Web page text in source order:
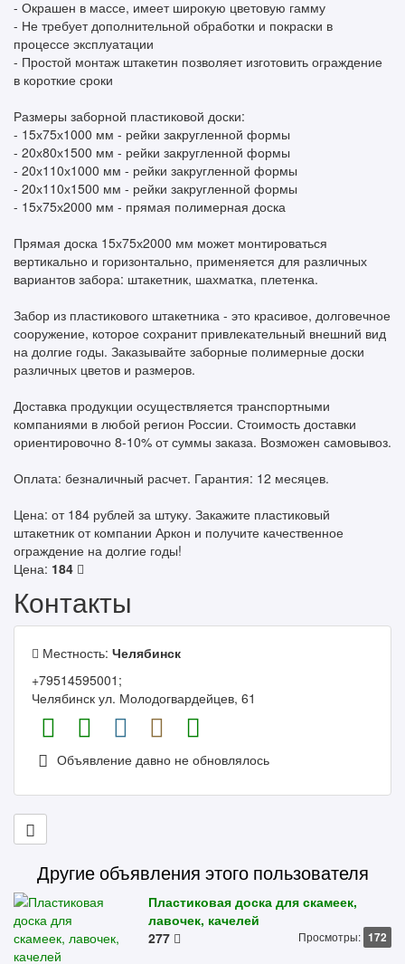
- Окрашен в массе, имеет широкую цветовую гамму
- Не требует дополнительной обработки и покраски в
процессе эксплуатации
- Простой монтаж штакетин позволяет изготовить ограждение
в короткие сроки
Размеры заборной пластиковой доски:
- 15х75х1000 мм - рейки закругленной формы
- 20х80х1500 мм - рейки закругленной формы
- 20х110х1000 мм - рейки закругленной формы
- 20х110х1500 мм - рейки закругленной формы
- 15х75х2000 мм - прямая полимерная доска
Прямая доска 15х75х2000 мм может монтироваться
вертикально и горизонтально, применяется для различных
вариантов забора: штакетник, шахматка, плетенка.
Забор из пластикового штакетника - это красивое, долговечное
сооружение, которое сохранит привлекательный внешний вид
на долгие годы. Заказывайте заборные полимерные доски
различных цветов и размеров.
Доставка продукции осуществляется транспортными
компаниями в любой регион России. Стоимость доставки
ориентировочно 8-10% от суммы заказа. Возможен самовывоз.
Оплата: безналичный расчет. Гарантия: 12 месяцев.
Цена: от 184 рублей за штуку. Закажите пластиковый
штакетник от компании Аркон и получите качественное
ограждение на долгие годы!
Цена: 184
Контакты
Местность: Челябинск
+79514595001;
Челябинск ул. Молодогвардейцев, 61
Объявление давно не обновлялось
Другие объявления этого пользователя
Пластиковая доска для скамеек,
лавочек, качелей
277
Просмотры: 172